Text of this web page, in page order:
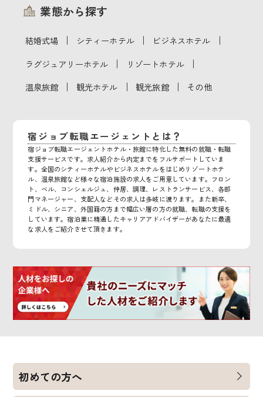
業態から探す
結婚式場 ｜ シティーホテル ｜ ビジネスホテル ｜
ラグジュアリーホテル ｜ リゾートホテル ｜
温泉旅館 ｜ 観光ホテル ｜ 観光旅館 ｜ その他
宿ジョブ転職エージェントとは？
宿ジョブ転職エージェントホテル・旅館に特化した無料の就職・転職
支援サービスです。求人紹介から内定までをフルサポートしていま
す。全国のシティーホテルやビジネスホテルをはじめリゾートホテ
ル、温泉旅館など様々な宿泊施設の求人をご用意しています。フロン
ト、ベル、コンシェルジュ、仲居、調理、レストランサービス、各部
門マネージャー、支配人などその求人は多岐に渡ります。また新卒、
ミドル、シニア、外国籍の方まで幅広い層の方の就職、転職の支援を
しています。宿泊業に精通したキャリアアドバイザーがあなたに最適
な求人をご紹介させて頂きます。
初めての方へ